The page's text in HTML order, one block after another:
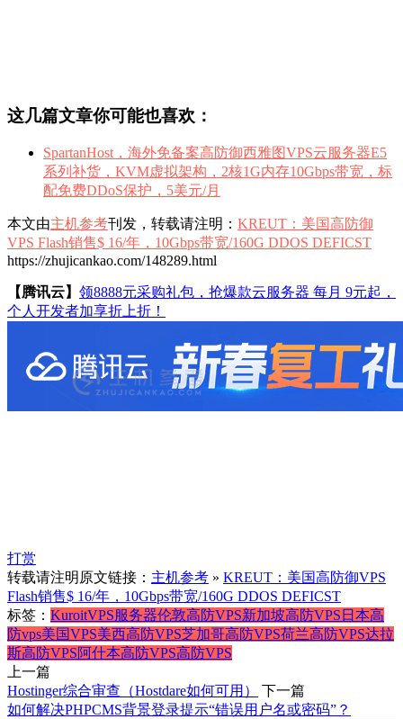
这几篇文章你可能也喜欢：
SpartanHost，海外免备案高防御西雅图VPS云服务器E5
系列补货，KVM虚拟架构，2核1G内存10Gbps带宽，标
配免费DDoS保护，5美元/月
本文由主机参考刊发，转载请注明： KREUT：美国高防御
VPS Flash销售$ 16/年，10Gbps带宽/160G DDOS DEFICST
https://zhujicankao.com/148289.html
【腾讯云】 领8888元采购礼包，抢爆款云服务器 每月 9元起，
个人开发者加享折上折！
打赏
转载请注明原文链接： 主机参考 » KREUT：美国高防御VPS
Flash销售$ 16/年，10Gbps带宽/160G DDOS DEFICST
标签： KuroitVPS服务器伦敦高防VPS新加坡高防VPS 日本高
防vps美国VPS美西高防VPS芝加哥高防VPS荷兰高防VPS达拉
斯高防VPS阿什本高防VPS高防VPS
上一篇
Hostinger综合审查（Hostdare如何可用）
下一篇
如何解决PHPCMS背景登录提示“错误用户名或密码”？